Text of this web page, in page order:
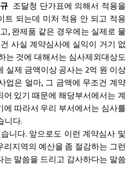
조달청 단가표에 의해서 적용을
트 되는데 미처 적용 안 되고 적용
, 완제품 같은 경우에는 실제로 물
사실 계약심사에 실익이 거기 없
는 것에 대해서는 심사제외대상도
실제 금액이상 공사는 2억 원 이상
업은 얼마, 그 금액에 무조건 계약
있기 때문에 해당부서에서는 계
에 따라서 우리 부서에서는 심사를
니다.
니다. 앞으로도 이런 계약심사 및
지역의 예산을 좀 절감하는 그런
는 말씀을 드리고 감사하다는 말씀